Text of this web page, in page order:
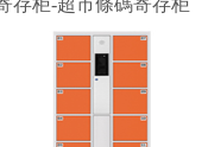
存柜-超市條碼寄存柜
區游客行李寄存柜